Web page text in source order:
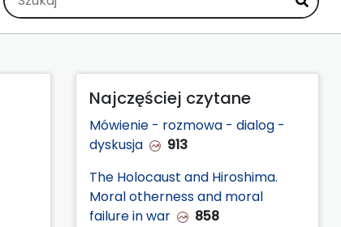
Najczęściej czytane
Mówienie - rozmowa - dialog -
dyskusja
913
The Holocaust and Hiroshima.
Moral otherness and moral
failure in war
858